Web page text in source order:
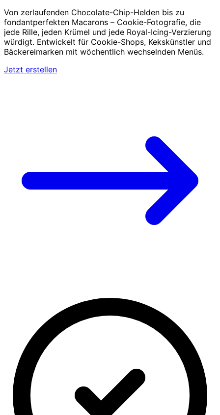
Von zerlaufenden Chocolate-Chip-Helden bis zu
fondantperfekten Macarons – Cookie-Fotografie, die
jede Rille, jeden Krümel und jede Royal-Icing-Verzierung
würdigt. Entwickelt für Cookie-Shops, Kekskünstler und
Bäckereimarken mit wöchentlich wechselnden Menüs.
Jetzt erstellen